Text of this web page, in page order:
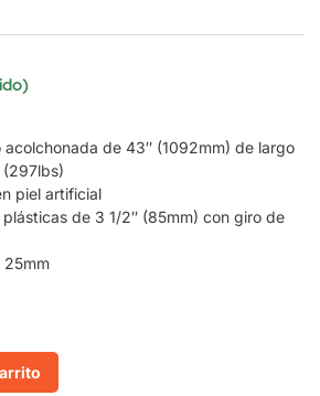
de 43″ (1092mm) de largo
piel artificial
de 3 1/2″ (85mm) con giro de
25mm